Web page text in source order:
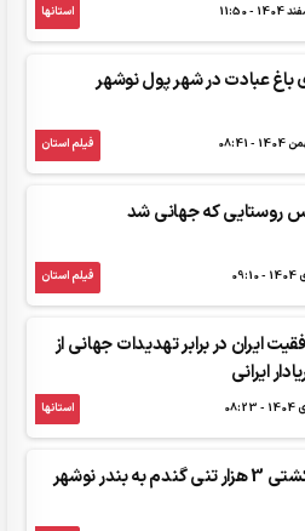
استانها
باغ عبادت در شهر پول نوشهر
فیلم استان
روستایی که جهانی شد
فیلم استان
ایران در برابر تهدیدات جهانی از
ایرانی
استانها
به بندر نوشهر